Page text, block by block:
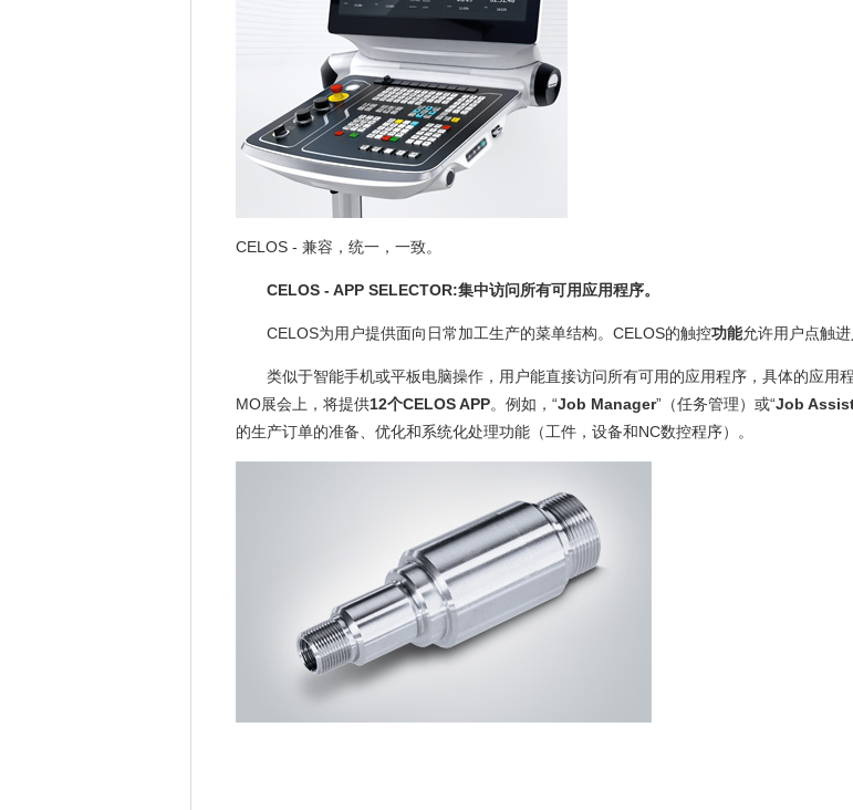
CELOS - 兼容，统一，一致。
CELOS - APP SELECTOR:集中访问所有可用应用程序。
CELOS为用户提供面向日常加工生产的菜单结构。CELOS的触控功能允许用户点触进
类似于智能手机或平板电脑操作，用户能直接访问所有可用的应用程序，具体的应用
MO展会上，将提供12个CELOS APP。例如，“Job Manager”（任务管理）或“Job
的生产订单的准备、优化和系统化处理功能（工件，设备和NC数控程序）。